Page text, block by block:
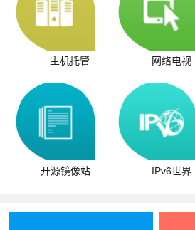
主机托管 网络电视
开源镜像站 IPv6世界